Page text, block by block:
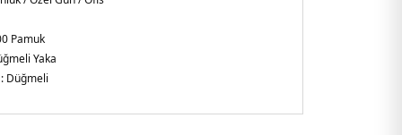
Pamuk
Yaka
Düğmeli
Kol
Fit